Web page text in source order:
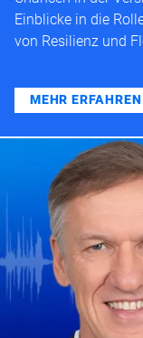
Einblicke in die
von Resilienz und
MEHR ERFAHREN